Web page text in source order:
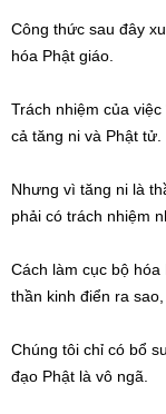
Công thức sau đây
hóa Phật giáo.
Trách nhiệm của
cả tăng ni và Phật tử.
Nhưng vì tăng ni là
phải có trách nhiệm
Cách làm cục bộ hóa
thần kinh điển ra
Chúng tôi chỉ có bổ
đạo Phật là vô ngã.